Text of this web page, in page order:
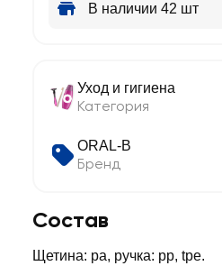
В наличии 42 шт
Уход и гигиена
Категория
ORAL-B
Бренд
Состав
Щетина: pa, ручка: pp, tpe.